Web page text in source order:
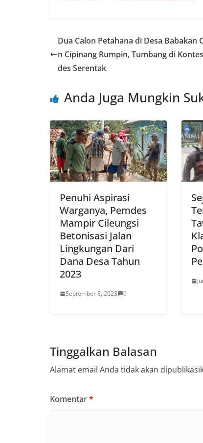
e
b
o
k
er l s
A
e
st
e
Dua Calon Petahana di Desa Babakan
n Cipinang Rumpin, Tumbang di
des Serentak
Anda Juga Mungkin
Penuhi Aspirasi
Warganya, Pemdes
Mampir Cileungsi
Betonisasi Jalan
Lingkungan Dari
Dana Desa Tahun
2023
September 8, 2023 0
Tinggalkan Balasan
Alamat email Anda tidak akan
Komentar*